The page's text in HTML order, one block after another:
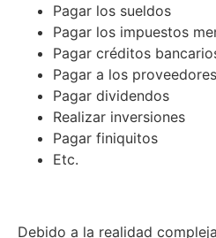
Pagar los sueldos
Pagar los impuestos
Pagar créditos
Pagar a los proveedores
Pagar dividendos
Realizar inversiones
Pagar finiquitos
Etc.
Debido a la realidad